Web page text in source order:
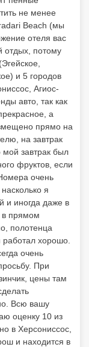
не менее
Beach (мы
отеля вас
отдых, потому
и 5 городов
Агиос-
авто, так как
а
прямо на
на завтрак
мой завтрак был
фруктов, если
очень
я
и иногда даже в
в прямом
полотенца
хорошо.
очень
При
цены там
Всю вашу
оценку 10 из
в Херсониссос,
и находится в